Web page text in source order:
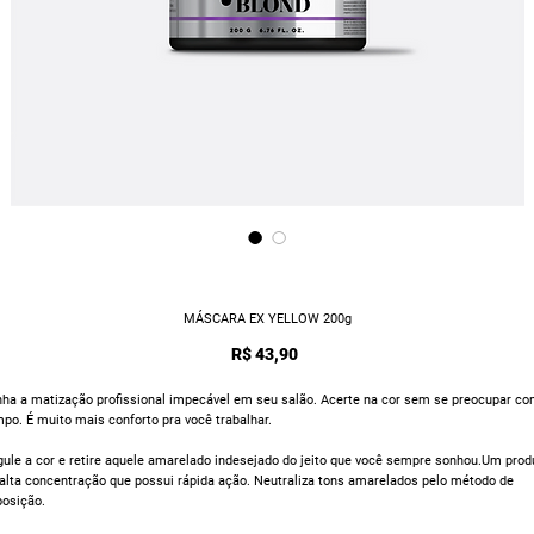
MÁSCARA EX YELLOW 200g
R$ 43,90Preço
a matização profissional impecável em seu salão. Acerte na cor sem se preocupar
É muito mais conforto pra você trabalhar.
a cor e retire aquele amarelado indesejado do jeito que você sempre sonhou.Um
concentração que possui rápida ação. Neutraliza tons amarelados pelo método de